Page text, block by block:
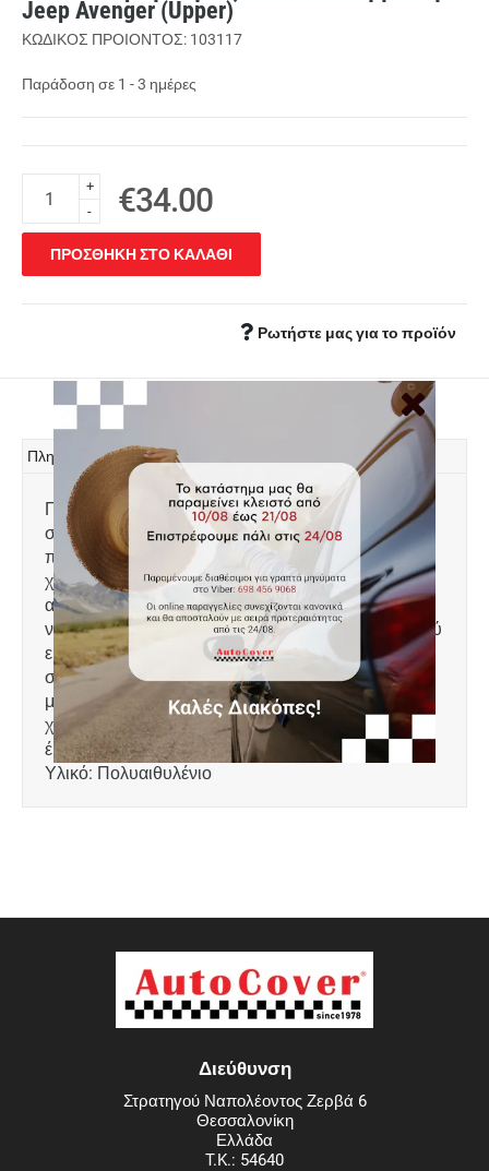
Jeep Avenger (Upper)
ΚΩΔΙΚΟΣ ΠΡΟΙΟΝΤΟΣ: 103117
Παράδοση σε 1 - 3 ημέρες
+
-
€34.00
ΠΡΟΣΘΗΚΗ ΣΤΟ ΚΑΛΑΘΙ
Ρωτήστε μας για το προϊόν
Πληροφορίες
Πατάκι πορτ μπαγκάζ, τύπου
σκαφάκι, κατασκευασμένο από ελαφρύ, άοσμο
πλαστικό υψηλής αντοχής, 100% αδιάβροχο. Το
χείλος που διαθέτει 4-6 cm προστατεύει τον χώρο
αποσκευών συγκρατώντας λάδια, λάσπες, χώματα,
νερά, ακαθαρσίες κτλ και τον διατηρεί καθαρό. Πολύ
εύκολη τοποθέτηση. Πλένεται με νερό. Ειδικά
σχεδιασμένο για: Jeep Avenger
μοντέλο 2023+, έκδοση με υπερυψωμένο επίπεδο
χώρου αποσκευών (upper), εκτός της υβριδικής
έκδοσεις E-Hybrid. Διαστάσεις: 64 x 117 cm
Υλικό: Πολυαιθυλένιο
Διεύθυνση
Στρατηγού Ναπολέοντος Ζερβά 6
Θεσσαλονίκη
Ελλάδα
T.K.: 54640